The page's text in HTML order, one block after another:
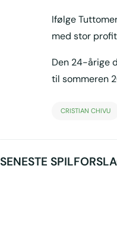
Ifølge
med stor
Den 24-årige
til sommeren
CRISTIAN CHIVU
SENESTE